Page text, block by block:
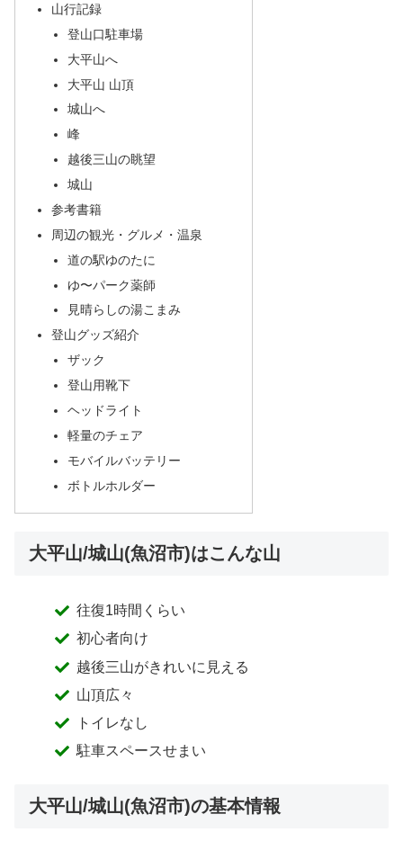
山行記録
登山口駐車場
大平山へ
大平山 山頂
城山へ
峰
越後三山の眺望
城山
参考書籍
周辺の観光・グルメ・温泉
道の駅ゆのたに
ゆ〜パーク薬師
見晴らしの湯こまみ
登山グッズ紹介
ザック
登山用靴下
ヘッドライト
軽量のチェア
モバイルバッテリー
ボトルホルダー
大平山/城山(魚沼市)はこんな山
往復1時間くらい
初心者向け
越後三山がきれいに見える
山頂広々
トイレなし
駐車スペースせまい
大平山/城山(魚沼市)の基本情報